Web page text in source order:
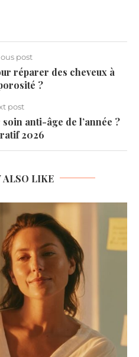
post
réparer des cheveux à
?
post
anti-âge de l’année ?
2026
ALSO LIKE